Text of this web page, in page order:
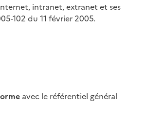
intranet, extranet et ses
102 du 11 février 2005.
avec le référentiel général